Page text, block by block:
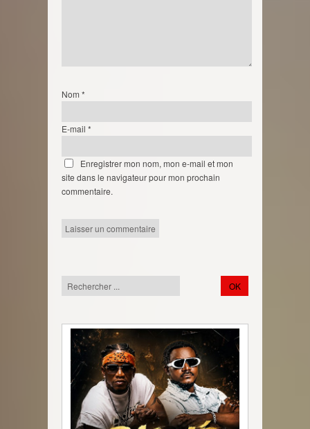
Nom *
E-mail *
Enregistrer mon nom, mon e-mail et mon
site dans le navigateur pour mon prochain
commentaire.